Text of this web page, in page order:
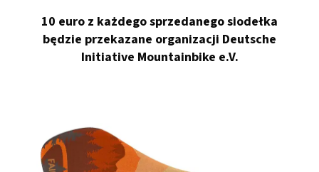
10 euro z każdego sprzedanego siodełka
będzie przekazane organizacji Deutsche
Initiative Mountainbike e.V.